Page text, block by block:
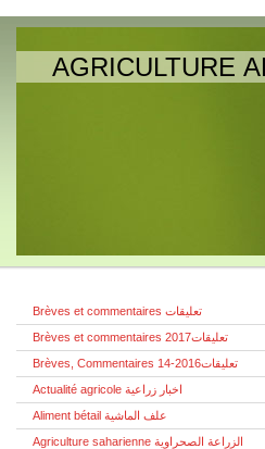
AGRICULTURE
Brèves et commentaires تعليقات
Brèves et commentaires تعليقات2017
Brèves, Commentaires تعليقات2016-14
Actualité agricole اخبار زراعية
Aliment bétail علف الماشية
Agriculture saharienne الزراعة الصحراوية